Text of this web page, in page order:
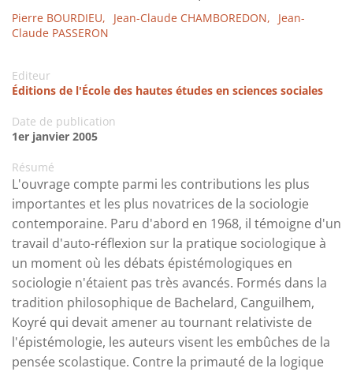
Pierre BOURDIEU, Jean-Claude CHAMBOREDON,
Jean-
Claude PASSERON
Editeur
Éditions de l'École des hautes études en sciences sociales
Date de publication
1er janvier 2005
Résumé
L'ouvrage compte parmi les contributions les plus
importantes et les plus novatrices de la sociologie
contemporaine. Paru d'abord en 1968, il témoigne d'un
travail d'auto-réflexion sur la pratique sociologique à
un moment où les débats épistémologiques en
sociologie n'étaient pas très avancés. Formés dans la
tradition philosophique de Bachelard, Canguilhem,
Koyré qui devait amener au tournant relativiste de
l'épistémologie, les auteurs visent les embûches de la
pensée scolastique. Contre la primauté de la logique